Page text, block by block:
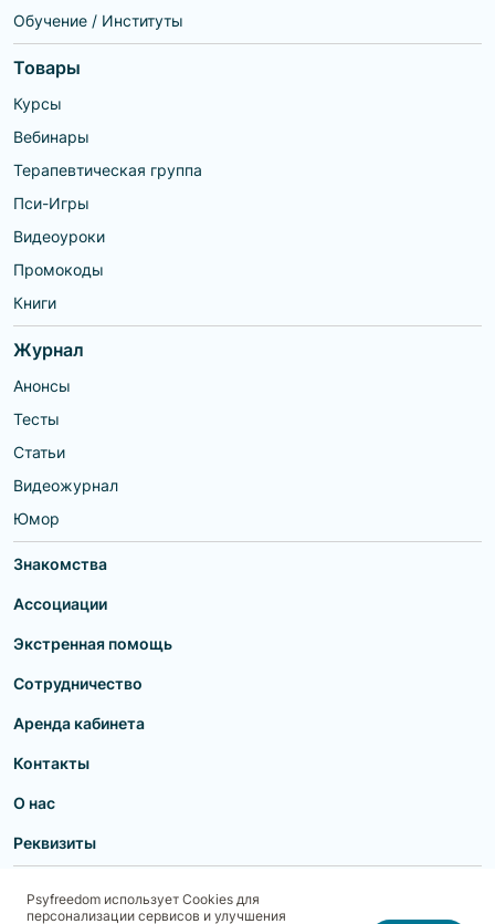
Обучение / Институты
Товары
Курсы
Вебинары
Терапевтическая группа
Пси-Игры
Видеоуроки
Промокоды
Книги
Журнал
Анонсы
Тесты
Статьи
Видеожурнал
Юмор
Знакомства
Ассоциации
Экстренная помощь
Сотрудничество
Аренда кабинета
Контакты
О нас
Реквизиты
Пользовательское соглашениеПолитика конфиденциальности
Договор-оферта для партнеров и образовательных учреждений
Psyfreedom использует Cookies для
персонализации сервисов и улучшения